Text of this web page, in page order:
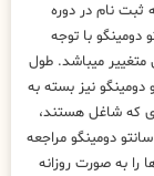
ثبت نام در دوره
دومینگو با توجه
تومان تا 25.000.000 تومان متغییر میباشد. طول
دومینگو نیز بسته به
که شاغل هستند،
دومینگو مراجعه
به صورت روزانه